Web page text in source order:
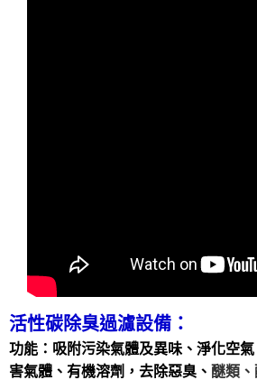
活性碳除臭過濾設備：
功能：吸附污染氣體及異味、淨化空
害氣體、有機溶劑，去除惡臭、 醚類